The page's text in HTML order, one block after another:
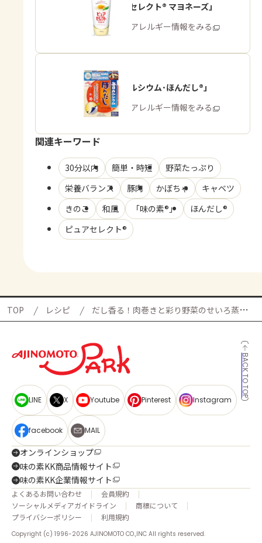
「ピュアセレクト® マヨネーズ」
商品・アレルギー情報をみる
「毎日カルシウム･ほんだし®」
商品・アレルギー情報をみる
関連キーワード
30分以内 簡単・時短
野菜たっぷり
栄養バランス
豚肉 かぼちゃ
キャベツ
きのこ
和風 「味の素®」
ほんだし®
ピュアセレクト®
TOP レシピ だし香る！肉巻きと彩り野菜のせいろ蒸しの献立
BACK TO TOP
LINE X Youtube Pinterest Instagram
facebook MAIL
オンラインショップ
味の素KK商品情報サイト
味の素KK企業情報サイト
よくあるお問い合わせ
会員規約
ソーシャルメディアガイドライン
商標について
プライバシーポリシー
利用規約
Copyright (c) 1996-2026 AJINOMOTO CO.,INC All rights reserved.